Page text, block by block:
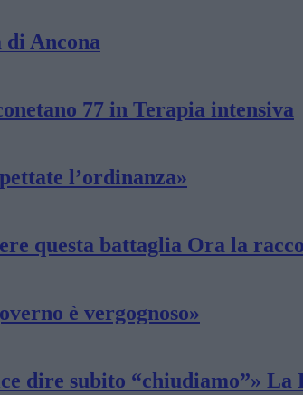
Ancona
77 in Terapia intensiva
l’ordinanza»
questa battaglia Ora la
è vergognoso»
dire subito “chiudiamo”» La